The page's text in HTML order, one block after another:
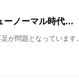
ーノーマル時代…
が問題となっていま